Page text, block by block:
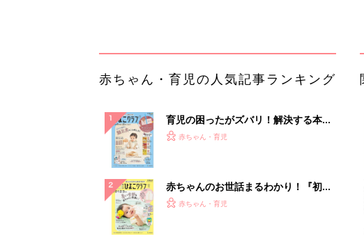
0％OFF以上が続々登場！Amazonの
本気が...
PR（Amazon）
ランキングをもっと見る